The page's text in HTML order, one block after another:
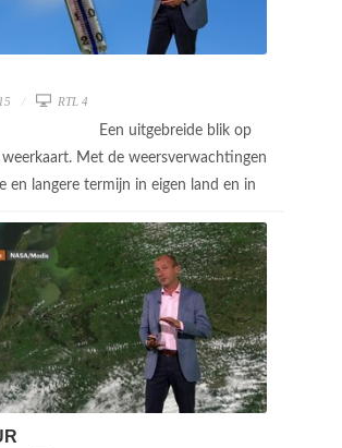
RTL 4
Een uitgebreide blik op
Met de weersverwachtingen
en langere termijn in eigen land en in